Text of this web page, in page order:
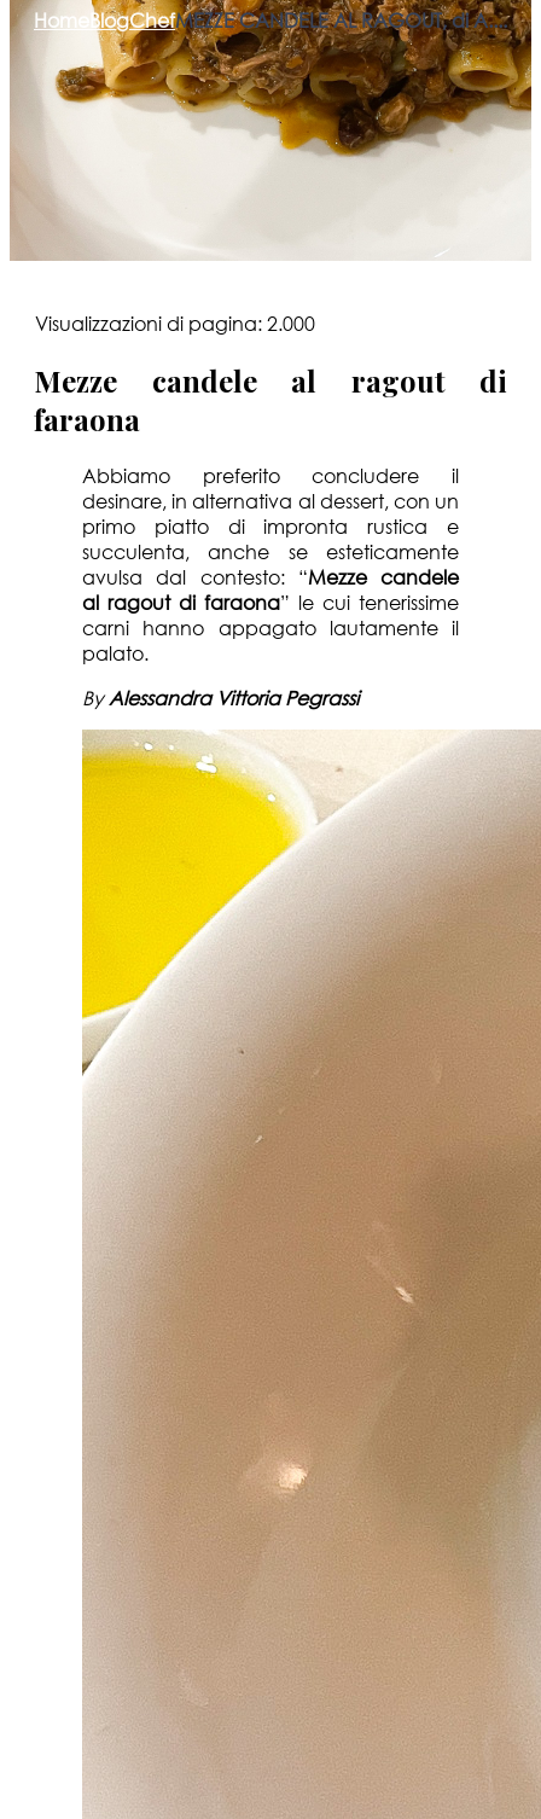
HomeBlogChefMEZZE CANDELE AL RAGOUT, di A....
Visualizzazioni di pagina:2.000
Mezze candele al ragout di
faraona
Abbiamo preferito concludere il
desinare, in alternativa al dessert, con un
primo piatto di impronta rustica e
succulenta, anche se esteticamente
avulsa dal contesto: “Mezze candele
al ragout di faraona” le cui tenerissime
carni hanno appagato lautamente il
palato.
ByAlessandra Vittoria Pegrassi